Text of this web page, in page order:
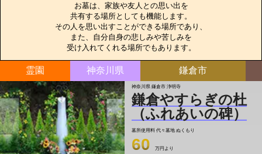
お墓は、家族や友人との思い出を
共有する場所としても機能します。
その人を思い出すことができる場所であり、
また、自分自身の悲しみや苦しみを
受け入れてくれる場所でもあります。
霊園 神奈川県 鎌倉市
神奈川県 鎌倉市 浄明寺
鎌倉やすらぎの杜
（ふれあいの碑）
墓所使用料 代々墓地 ぬくもり
60 万円より